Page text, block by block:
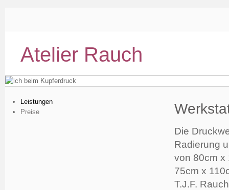
Atelier Rauch
Leistungen
Preise
Die
Radierung
von 80cm x
75cm x
T.J.F.